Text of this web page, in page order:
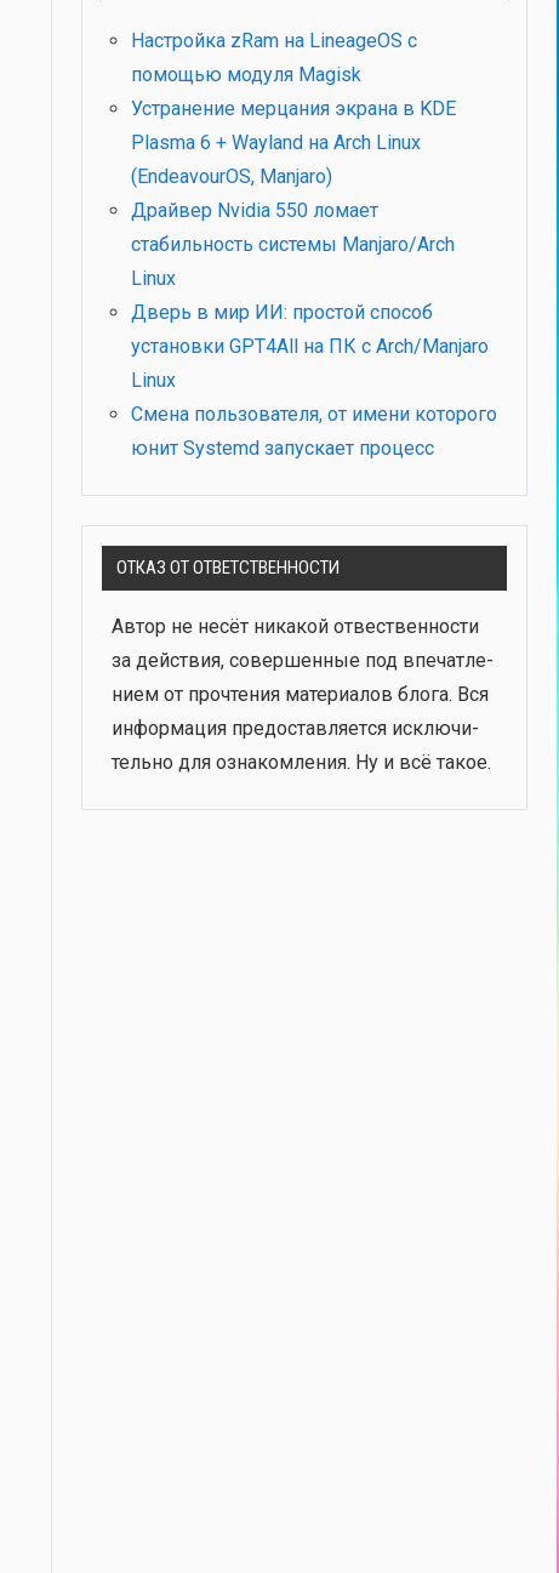
Настройка zRam на LineageOS с
помощью модуля Magisk
Устранение мерцания экрана в KDE
Plasma 6 + Wayland на Arch Linux
(EndeavourOS, Manjaro)
Драйвер Nvidia 550 ломает
стабильность системы Manjaro/Arch
Linux
Дверь в мир ИИ: простой способ
установки GPT4All на ПК с Arch/Manjaro
Linux
Смена пользователя, от имени которого
юнит Systemd запускает процесс
ОТКАЗ ОТ ОТВЕТСТВЕННОСТИ
Автор не несёт ника­кой отвест­вен­но­сти
за дей­ствия, совер­шен­ные под впе­чат­ле­
ни­ем от про­чте­ния мате­ри­а­лов бло­га. Вся
инфор­ма­ция предо­став­ля­ет­ся исклю­чи­
тель­но для озна­ком­ле­ния. Ну и всё такое.